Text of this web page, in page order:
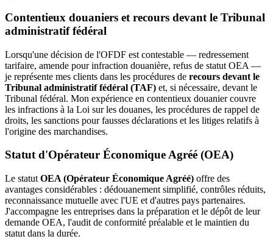
Contentieux douaniers et recours devant le Tribunal
administratif fédéral
Lorsqu'une décision de l'OFDF est contestable — redressement
tarifaire, amende pour infraction douanière, refus de statut OEA —
je représente mes clients dans les procédures de recours devant le
Tribunal administratif fédéral (TAF) et, si nécessaire, devant le
Tribunal fédéral. Mon expérience en contentieux douanier couvre
les infractions à la Loi sur les douanes, les procédures de rappel de
droits, les sanctions pour fausses déclarations et les litiges relatifs à
l'origine des marchandises.
Statut d'Opérateur Économique Agréé (OEA)
Le statut OEA (Opérateur Économique Agréé) offre des
avantages considérables : dédouanement simplifié, contrôles réduits,
reconnaissance mutuelle avec l'UE et d'autres pays partenaires.
J'accompagne les entreprises dans la préparation et le dépôt de leur
demande OEA, l'audit de conformité préalable et le maintien du
statut dans la durée.